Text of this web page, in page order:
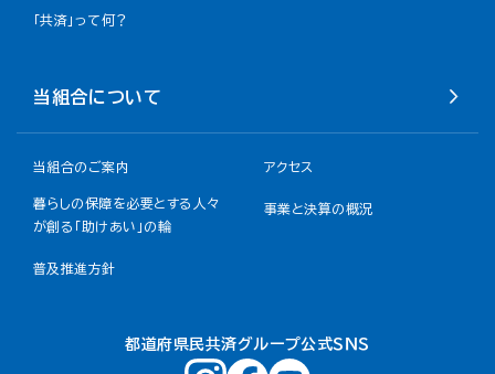
「共済」って何？
当組合について
当組合のご案内 アクセス
暮らしの保障を必要とする人々
が創る「助けあい」の輪
事業と決算の概況
普及推進方針
都道府県民共済グループ公式ＳＮＳ